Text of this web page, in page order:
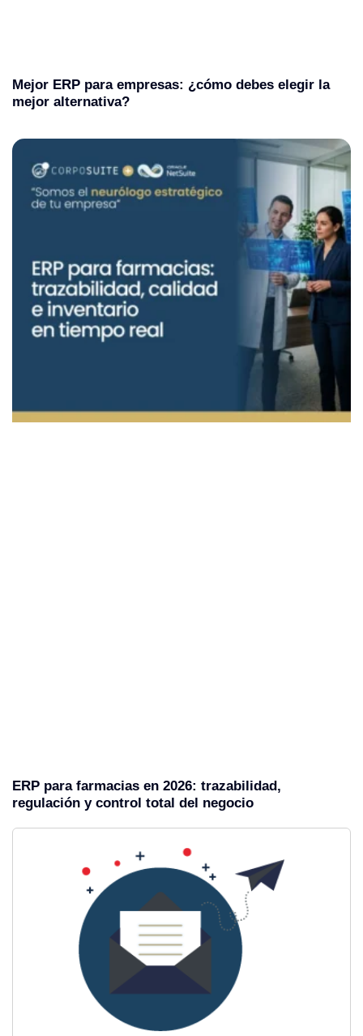
Mejor ERP para empresas: ¿cómo debes elegir la
mejor alternativa?
ERP para farmacias en 2026: trazabilidad,
regulación y control total del negocio